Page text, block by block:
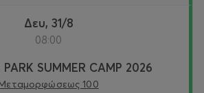
Δευ, 31/8
08:00
PARK SUMMER CAMP 2026
100